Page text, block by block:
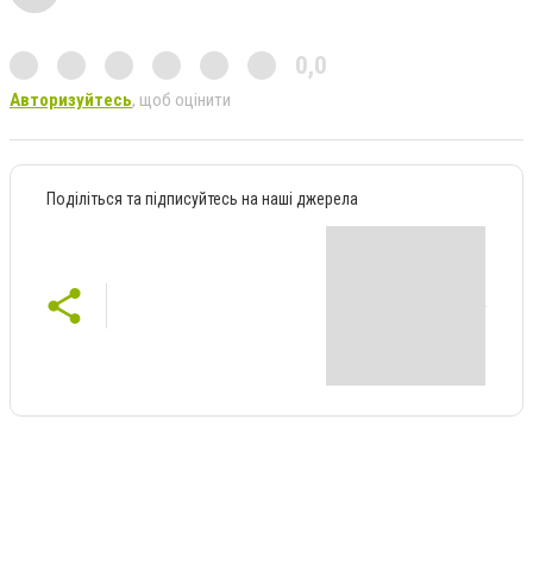
0,0
Авторизуйтесь, щоб оцінити
Поділіться та підписуйтесь на наші джерела